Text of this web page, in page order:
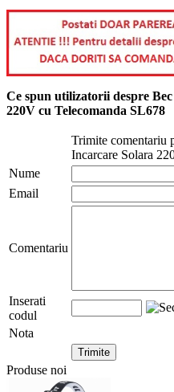
Ce spun utilizatorii despre
220V cu Telecomanda SL678
Trimite comentariu
Incarcare Solara
Nume
Email
Comentariu
Inserati
codul
Nota
Produse noi